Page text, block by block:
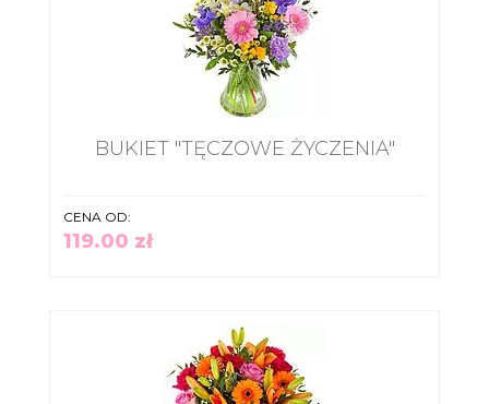
BUKIET "TĘCZOWE ŻYCZENIA"
CENA OD:
119.00 zł